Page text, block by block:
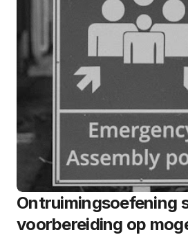
Ontruimingsoefening
voorbereiding op